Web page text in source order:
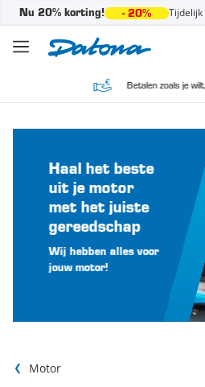
Nu 20% korting! - 20%
Betalen zoals je wilt,
Haal het beste
uit je motor
met het juiste
gereedschap
Wij hebben alles voor
jouw motor!
Motor